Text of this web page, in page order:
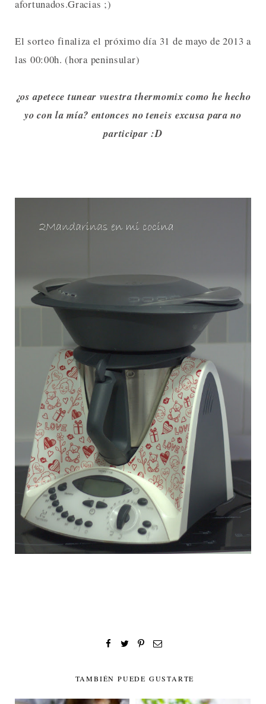
afortunados.Gracias ;)
El sorteo finaliza el próximo día 31 de mayo de 2013 a
las 00:00h. (hora peninsular)
¿os apetece tunear vuestra thermomix como he hecho
yo con la mía? entonces no teneis excusa para no
participar :D
TAMBIÉN PUEDE GUSTARTE